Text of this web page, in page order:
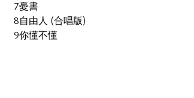
7憂書
8自由人 (合唱版)
9你懂不懂